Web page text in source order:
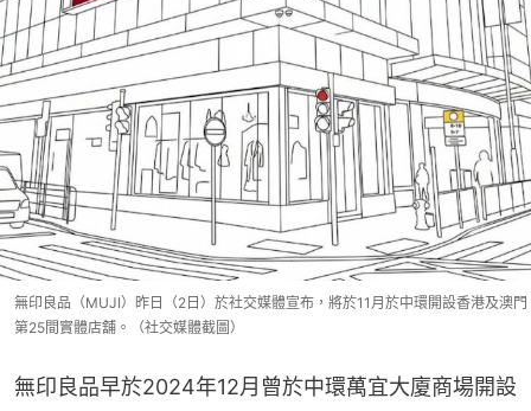
無印良品（MUJI）昨日（2日）於社交媒體宣布，將於11月於中環開設香港及澳門
第25間實體店舖。（社交媒體截圖）
無印良品早於2024年12月曾於中環萬宜大廈商場開設